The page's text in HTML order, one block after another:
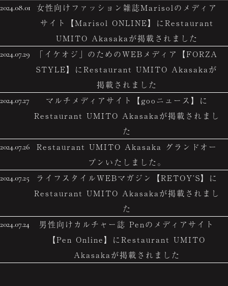
2024.08.01
女性向けファッション雑誌Marisolのメディア
サイト【Marisol ONLINE】にRestaurant
UMITO Akasakaが掲載されました
2024.07.29
「イケオジ」のためのWEBメディア【FORZA
STYLE】にRestaurant UMITO Akasakaが
掲載されました
2024.07.27
マルチメディアサイト【gooニュース】に
Restaurant UMITO Akasakaが掲載されまし
た
2024.07.26
Restaurant UMITO Akasaka グランドオー
プンいたしました。
2024.07.25
ライフスタイルWEBマガジン【RETOY’S】に
Restaurant UMITO Akasakaが掲載されまし
た
2024.07.24
男性向けカルチャー誌 Penのメディアサイト
【Pen Online】にRestaurant UMITO
Akasakaが掲載されました